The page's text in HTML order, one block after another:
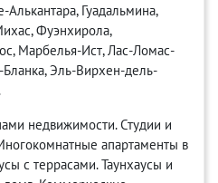
Гуадальмина,
Фуэнхирола,
Марбелья-Ист, Лас-Ломас-
Эль-Вирхен-дель-
недвижимости. Студии и
апартаменты в
с террасами. Таунхаусы и